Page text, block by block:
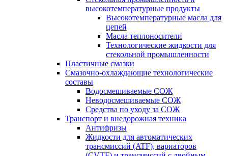
высокотемпературные продукты
Высокотемпературные масла для
цепей
Масла теплоносители
Технологические жидкости для
стекольной промышленности
Пластичные смазки
Смазочно-охлаждающие технологические
составы
Водосмешиваемые СОЖ
Неводосмешиваемые СОЖ
Средства по уходу за СОЖ
Транспорт и внедорожная техника
Антифризы
Жидкости для автоматических
трансмиссий (ATF), вариаторов